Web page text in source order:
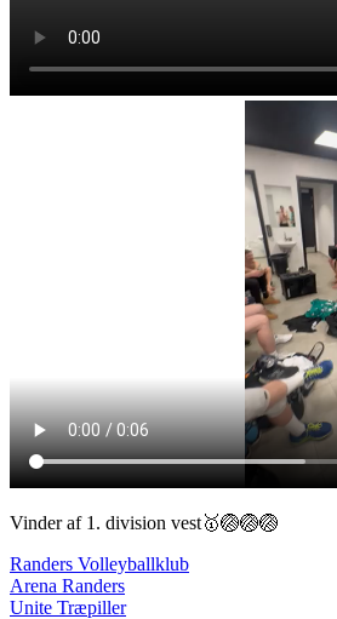
Vinder af 1. division vest🥇🏐🏐🏐
Randers Volleyballklub
Arena Randers
Unite Træpiller